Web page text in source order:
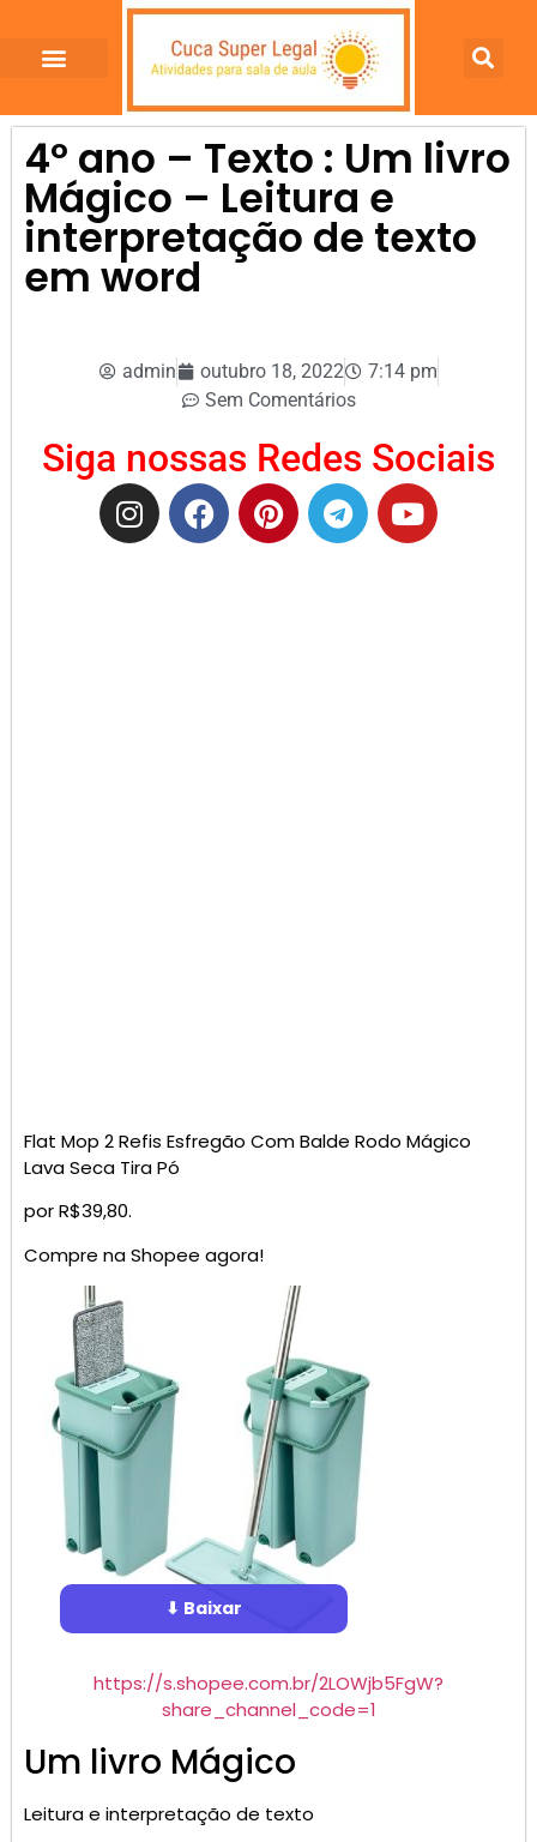
4º ano – Texto : Um livro
Mágico – Leitura e
interpretação de texto
em word
admin outubro 18, 2022
7:14 pm
Sem Comentários
Siga nossas Redes Sociais
Flat Mop 2 Refis Esfregão Com Balde Rodo Mágico
Lava Seca Tira Pó
por R$39,80.
Compre na Shopee agora!
⬇ Baixar
https://s.shopee.com.br/2LOWjb5FgW?
share_channel_code=1
Um livro Mágico
Leitura e interpretação de texto